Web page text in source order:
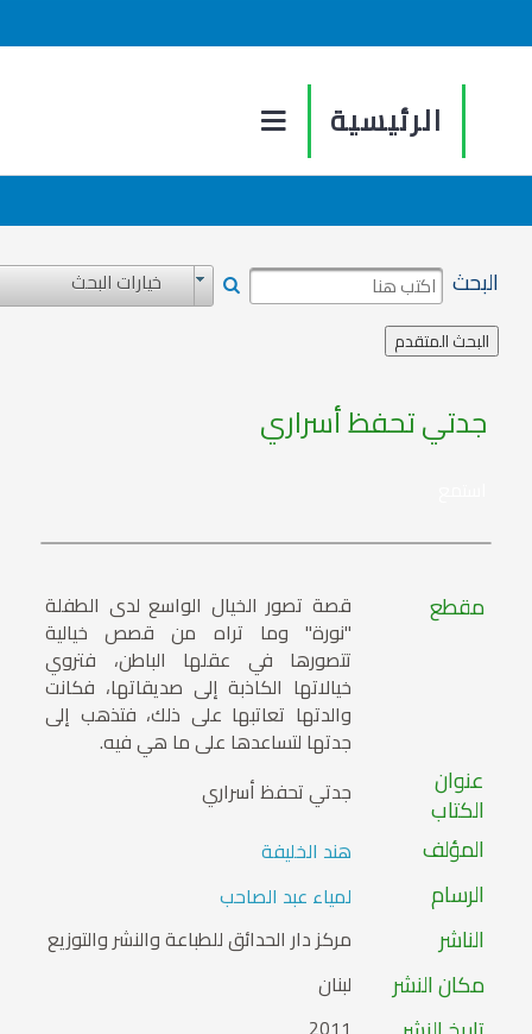
الرئيسية
البحث خيارات البحث
جدتي تحفظ أسراري
مقطع قصة تصور الخيال الواسع لدى الطفلة
"نورة" وما تراه من قصص خيالية
تتصورها في عقلها الباطن، فتروي
خيالاتها الكاذبة إلى صديقاتها، فكانت
والدتها تعاتبها على ذلك، فتذهب إلى
جدتها لتساعدها على ما هي فيه.
عنوان
الكتاب جدتي تحفظ أسراري
المؤلف هند الخليفة
الرسام لمياء عبد الصاحب
الناشر مركز دار الحدائق للطباعة والنشر والتوزيع
مكان النشر لبنان